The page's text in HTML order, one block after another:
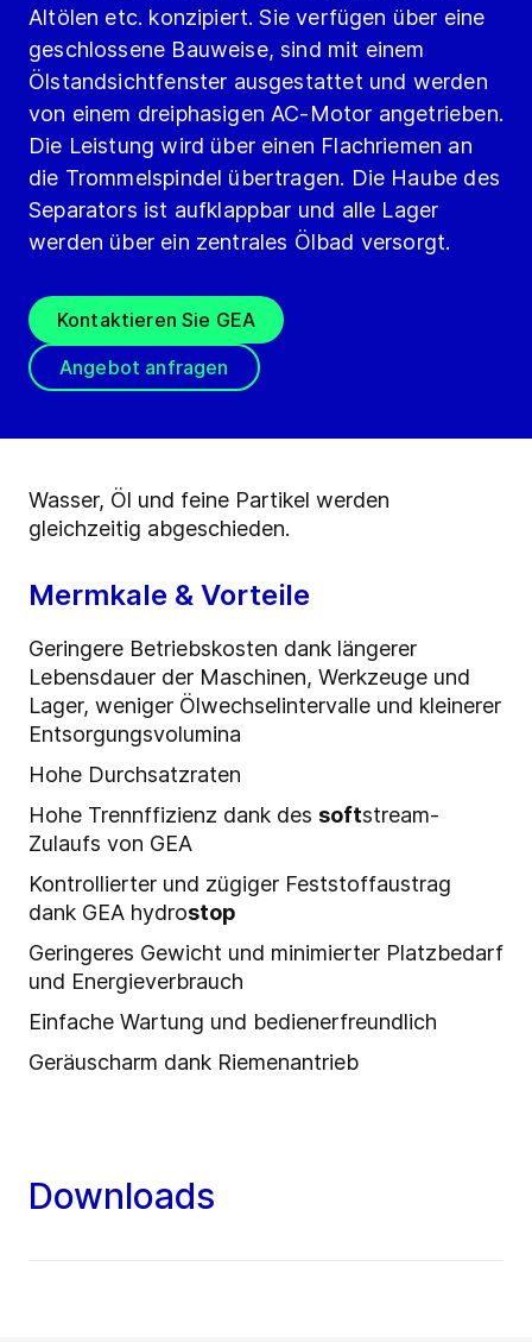
Altölen etc. konzipiert. Sie verfügen über eine
geschlossene Bauweise, sind mit einem
Ölstandsichtfenster ausgestattet und werden
von einem dreiphasigen AC-Motor angetrieben.
Die Leistung wird über einen Flachriemen an
die Trommelspindel übertragen. Die Haube des
Separators ist aufklappbar und alle Lager
werden über ein zentrales Ölbad versorgt.
Kontaktieren Sie GEA
Angebot anfragen
Wasser, Öl und feine Partikel werden
gleichzeitig abgeschieden.
Mermkale & Vorteile
Geringere Betriebskosten dank längerer
Lebensdauer der Maschinen, Werkzeuge und
Lager, weniger Ölwechselintervalle und kleinerer
Entsorgungsvolumina
Hohe Durchsatzraten
Hohe Trennffizienz dank des softstream-
Zulaufs von GEA
Kontrollierter und zügiger Feststoffaustrag
dank GEA hydrostop
Geringeres Gewicht und minimierter Platzbedarf
und Energieverbrauch
Einfache Wartung und bedienerfreundlich
Geräuscharm dank Riemenantrieb
Downloads